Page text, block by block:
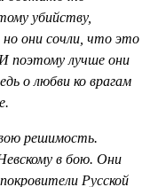
убийству,
но они сочли, что это
поэтому лучше они
о любви ко врагам
решимость.
в бою. Они
Русской